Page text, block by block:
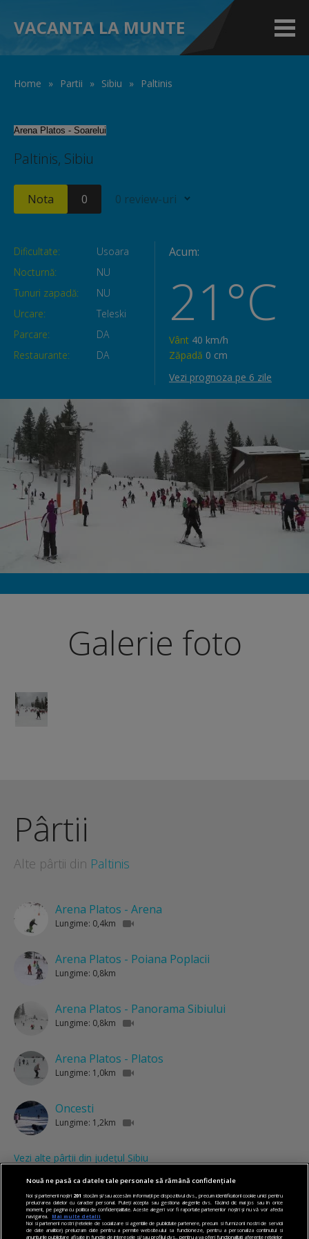
VACANTA LA MUNTE
Home » Partii » Sibiu » Paltinis
Arena Platos - Soarelui
Paltinis, Sibiu
Nota 0 0 review-uri
Dificultate:
Usoara
Nocturnă:
NU
Tunuri zapadă:
NU
Urcare:
Teleski
Parcare:
DA
Restaurante:
DA
Acum:
21°C
Vânt 40 km/h
Zăpadă 0 cm
Vezi prognoza pe 6 zile
Galerie foto
Pârtii
Alte pârtii din Paltinis
Arena Platos - Arena
Lungime: 0,4km
Arena Platos - Poiana Poplacii
Lungime: 0,8km
Arena Platos - Panorama Sibiului
Lungime: 0,8km
Arena Platos - Platos
Lungime: 1,0km
Oncesti
Lungime: 1,2km
Vezi alte pârtii din județul Sibiu
Nouă ne pasă ca datele tale personale să rămână confidențiale
Noi și partenerii noștri 201 stocăm și/sau accesăm informații pe dispozitivul dvs., precum identificatorii cookie unici pentru
prelucrarea datelor cu caracter personal. Puteți accepta sau gestiona alegerile dvs. făcând clic mai jos sau în orice
moment, pe pagina cu politica de confidențialitate. Aceste alegeri vor fi raportate partenerilor noștri și nu vă vor afecta
navigarea.
Mai multe detalii
Noi si partenerii nostri (retelele de socializare si agentiile de publicitate partenere, precum si furnizorii nostri de servicii
de date analitice) prelucram date pentru a permite website-ului sa functioneze, pentru a personaliza continutul si
anunturile publicitare afisate in functie de interesele si/sau profilul dvs., pentru a va oferi functionalitati aferente retelelor